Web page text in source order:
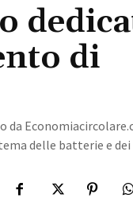
di
delle batterie e